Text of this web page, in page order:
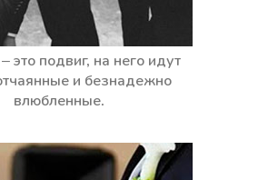
это подвиг, на него идут
и безнадежно
влюбленные.